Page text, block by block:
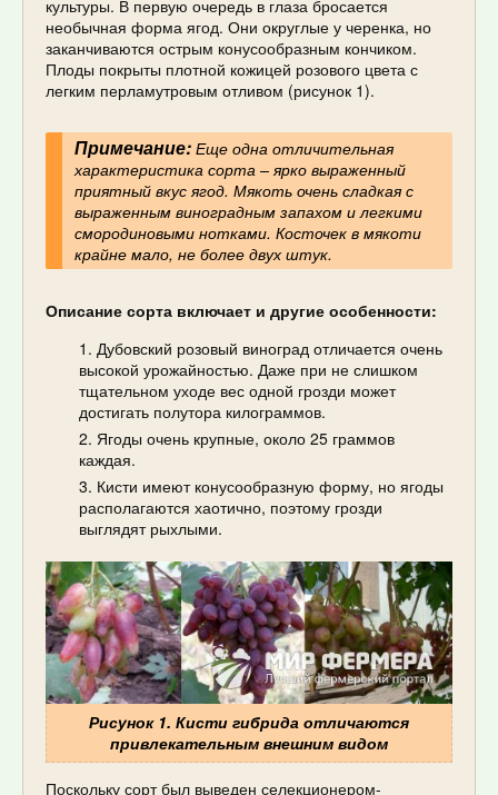
культуры. В первую очередь в глаза бросается
необычная форма ягод. Они округлые у черенка, но
заканчиваются острым конусообразным кончиком.
Плоды покрыты плотной кожицей розового цвета с
легким перламутровым отливом (рисунок 1).
Примечание:Еще одна отличительная
характеристика сорта – ярко выраженный
приятный вкус ягод. Мякоть очень сладкая с
выраженным виноградным запахом и легкими
смородиновыми нотками. Косточек в мякоти
крайне мало, не более двух штук.
Описание сорта включает и другие особенности:
Дубовский розовый виноград отличается очень
высокой урожайностью. Даже при не слишком
тщательном уходе вес одной грозди может
достигать полутора килограммов.
Ягоды очень крупные, около 25 граммов
каждая.
Кисти имеют конусообразную форму, но ягоды
располагаются хаотично, поэтому грозди
выглядят рыхлыми.
Рисунок 1. Кисти гибрида отличаются
привлекательным внешним видом
Поскольку сорт был выведен селекционером-